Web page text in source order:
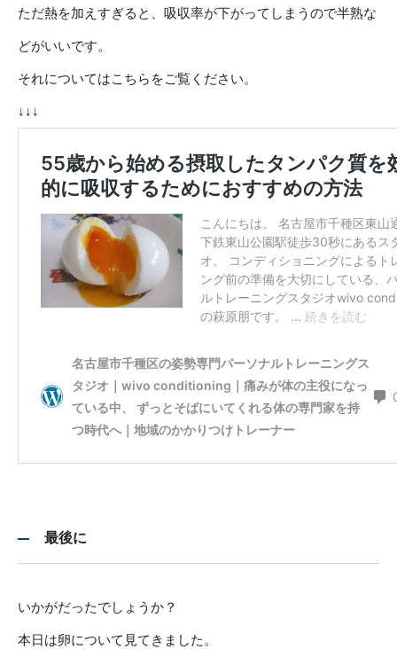
ただ熱を加えすぎると、吸収率が下がってしまうので半熟な
どがいいです。
それについてはこちらをご覧ください。
↓↓↓
最後に
いかがだったでしょうか？
本日は卵について見てきました。